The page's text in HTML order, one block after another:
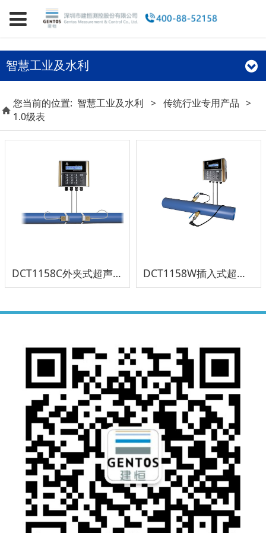
智慧工业及水利
您当前的位置: 智慧工业及水利 > 传统行业专用产品 >
1.0级表
DCT1158C外夹式超声波流量计 DCT1158W插入式超声波流量计